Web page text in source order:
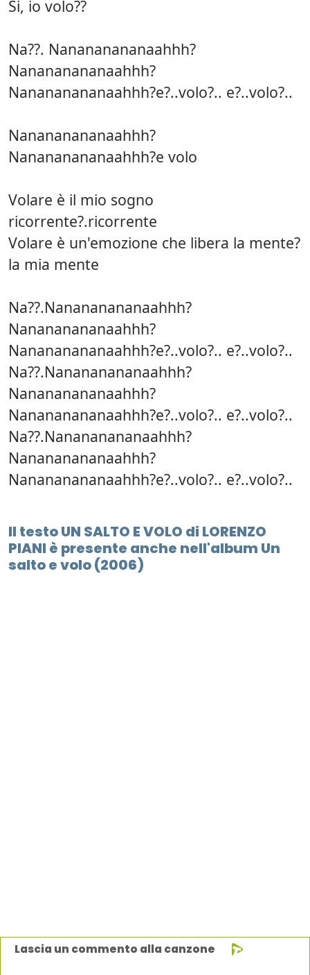
Si, io volo??
Na??. Nanananananaahhh?
Nanananananaahhh?
Nanananananaahhh?e?..volo?.. e?..volo?..
Nanananananaahhh?
Nanananananaahhh?e volo
Volare è il mio sogno
ricorrente?.ricorrente
Volare è un'emozione che libera la mente?
la mia mente
Na??.Nanananananaahhh?
Nanananananaahhh?
Nanananananaahhh?e?..volo?.. e?..volo?..
Na??.Nanananananaahhh?
Nanananananaahhh?
Nanananananaahhh?e?..volo?.. e?..volo?..
Na??.Nanananananaahhh?
Nanananananaahhh?
Nanananananaahhh?e?..volo?.. e?..volo?..
Il testo UN SALTO E VOLO di LORENZO
PIANI è presente anche nell'album Un
salto e volo (2006)
Lascia un commento alla canzone